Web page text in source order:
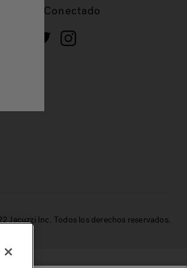
Conectado
Jacuzzi Inc. Todos los derechos reservados.